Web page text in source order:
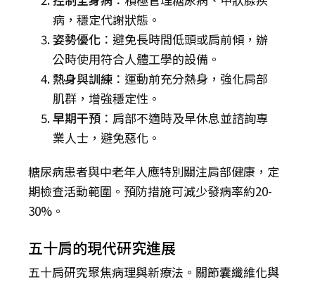
病，穩定代謝狀態。
姿勢優化 ：避免長時間低頭或肩前傾，辦
公時使用符合人體工學的設備。
熱身與訓練 ：運動前充分熱身，強化肩部
肌群，增強穩定性。
早期干預 ：肩部不適時及早休息並諮詢專
業人士，避免惡化。
糖尿病患者與中老年人應特別關注肩部健康，定
期檢查活動範圍。預防措施可減少發病率約20-
30%。
五十肩的現代研究進展
五十肩研究聚焦病理與新療法。關節囊纖維化與